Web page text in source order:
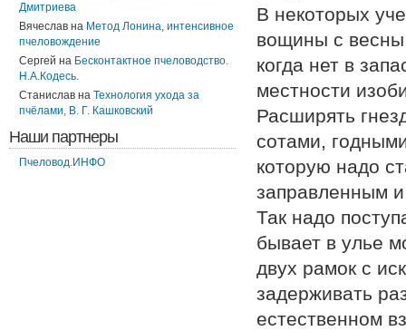
В некоторых
вощины с
когда нет в
местности
Расширять
сотами,
которую надо
заправленным
Так надо
бывает в улье
двух рамок с
задерживать
естественном
Дмитриева
Вячеслав на Метод Лонина, интенсивное
пчеловождение
Сергей на Бесконтактное пчеловодство.
Н.А.Кодесь.
Станислав на Технология ухода за
пчёлами, В. Г. Кашковский
Наши партнеры
Пчеловод.ИНФО